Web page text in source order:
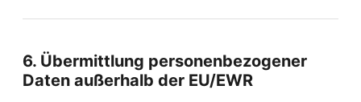
6. Übermittlung personenbezogener
Daten außerhalb der EU/EWR